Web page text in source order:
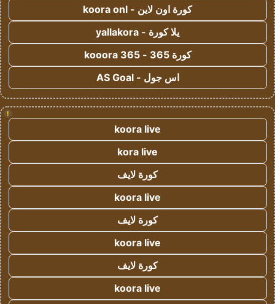
كورة اون لاين - koora onl
يلا كورة - yallakora
كورة 365 - kooora 365
اس جول - AS Goal
!
koora live
kora live
كورة لايف
koora live
كورة لايف
koora live
كورة لايف
koora live